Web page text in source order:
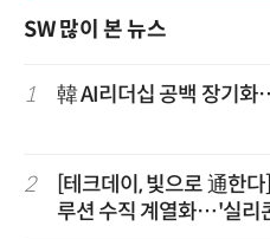
SW 많이 본 뉴스
1 韓 AI리더십 공백 장기
2
[테크데이, 빛으로 通한
루션 수직 계열화…'실리